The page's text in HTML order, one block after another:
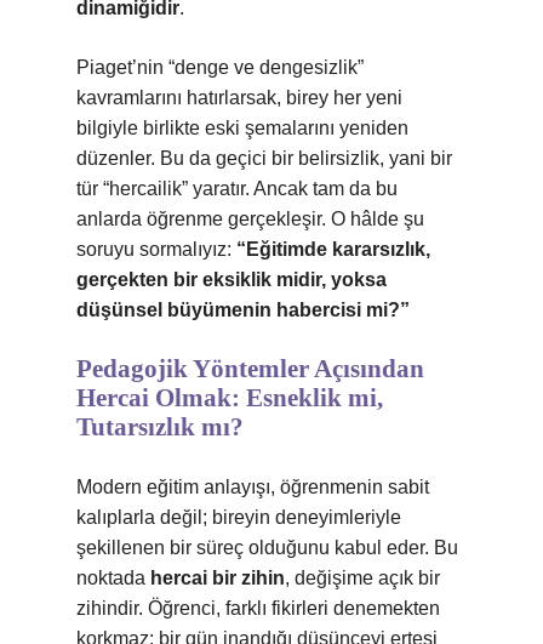
dinamiğidir.
Piaget’nin “denge ve dengesizlik”
kavramlarını hatırlarsak, birey her yeni
bilgiyle birlikte eski şemalarını yeniden
düzenler. Bu da geçici bir belirsizlik, yani bir
tür “hercailik” yaratır. Ancak tam da bu
anlarda öğrenme gerçekleşir. O hâlde şu
soruyu sormalıyız: “Eğitimde kararsızlık,
gerçekten bir eksiklik midir, yoksa
düşünsel büyümenin habercisi mi?”
Pedagojik Yöntemler Açısından
Hercai Olmak: Esneklik mi,
Tutarsızlık mı?
Modern eğitim anlayışı, öğrenmenin sabit
kalıplarla değil; bireyin deneyimleriyle
şekillenen bir süreç olduğunu kabul eder. Bu
noktada hercai bir zihin, değişime açık bir
zihindir. Öğrenci, farklı fikirleri denemekten
korkmaz; bir gün inandığı düşünceyi ertesi